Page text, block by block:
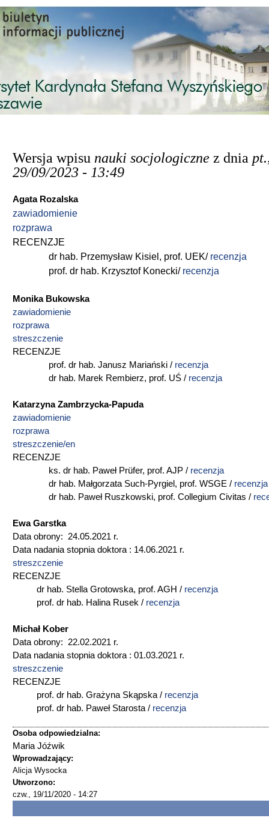
Przejdź do treści
Wersja wpisu nauki socjologiczne z dnia
29/09/2023 - 13:49
Agata Rozalska
zawiadomienie
rozprawa
RECENZJE
dr hab. Przemysław Kisiel, prof. UEK/recenzja
prof. dr hab. Krzysztof Konecki/ recenzja
Monika Bukowska
zawiadomienie
rozprawa
streszczenie
RECENZJE
prof. dr hab. Janusz Mariański / recenzja
dr hab. Marek Rembierz, prof. UŚ / recenzja
Katarzyna Zambrzycka-Papuda
zawiadomienie
rozprawa
streszczenie/en
RECENZJE
ks. dr hab. Paweł Prüfer, prof. AJP / recenzja
dr hab. Małgorzata Such-Pyrgiel, prof. WSGE / recenzja
dr hab. Paweł Ruszkowski, prof. Collegium Civitas /
Ewa Garstka
Data obrony: 24.05.2021 r.
Data nadania stopnia doktora : 14.06.2021 r.
streszczenie
RECENZJE
dr hab. Stella Grotowska, prof. AGH / recenzja
prof. dr hab. Halina Rusek / recenzja
Michał Kober
Data obrony: 22.02.2021 r.
Data nadania stopnia doktora : 01.03.2021 r.
streszczenie
RECENZJE
prof. dr hab. Grażyna Skąpska / recenzja
prof. dr hab. Paweł Starosta / recenzja
Osoba odpowiedzialna:
Maria Jóźwik
Wprowadzający:
Alicja Wysocka
Utworzono:
czw., 19/11/2020 - 14:27